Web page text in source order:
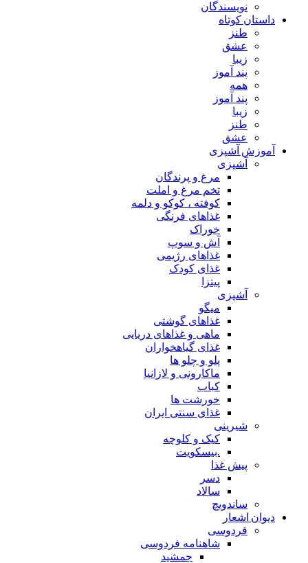
نویسندگان
داستان کوتاه
طنز
عشق
زیبا
پند آموز
همه
پند آموز
زیبا
طنز
عشق
آموزش آشپزی
آشپزی
مرغ و پرندگان
تخم مرغ و املت
کوفته ، کوکو و دلمه
غذاهای فرنگی
خوراک
آش و سوپ
غذاهای رژیمی
غذای کودک
پیتزا
آشپزی
میگو
غذاهای گوشتی
ماهی و غذاهای دریایی
غذای گیاهخواران
پلو و چلو ها
ماکارونی و لازانیا
کباب
خورشت ها
غذای سنتی ایران
شیرینی
کیک و کلوچه
.بیسکویت
پیش غذا
دسر
سالاد
ساندویچ
دیوان اشعار
فردوسی
شاهنامه فردوسی
جمشید